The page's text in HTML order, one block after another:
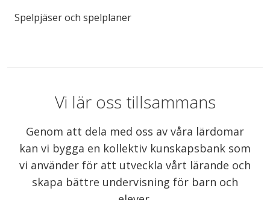
Spelpjäser och spelplaner
Vi lär oss tillsammans
Genom att dela med oss av våra lärdomar
kan vi bygga en kollektiv kunskapsbank som
vi använder för att utveckla vårt lärande och
skapa bättre undervisning för barn och